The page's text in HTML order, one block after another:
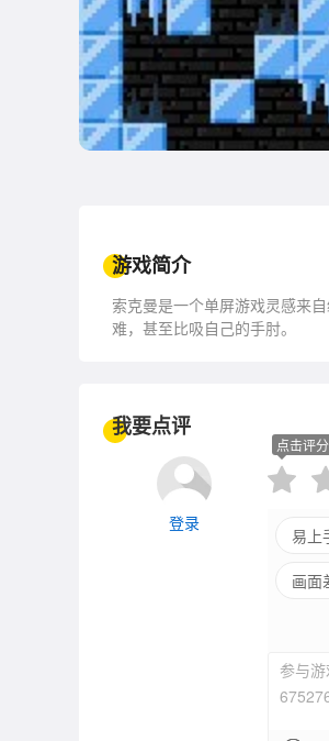
游戏简介
索克曼是一个单屏游戏灵感来
难，甚至比吸自己的手肘。
我要点评
登录
点击评分
易上
画面
参与